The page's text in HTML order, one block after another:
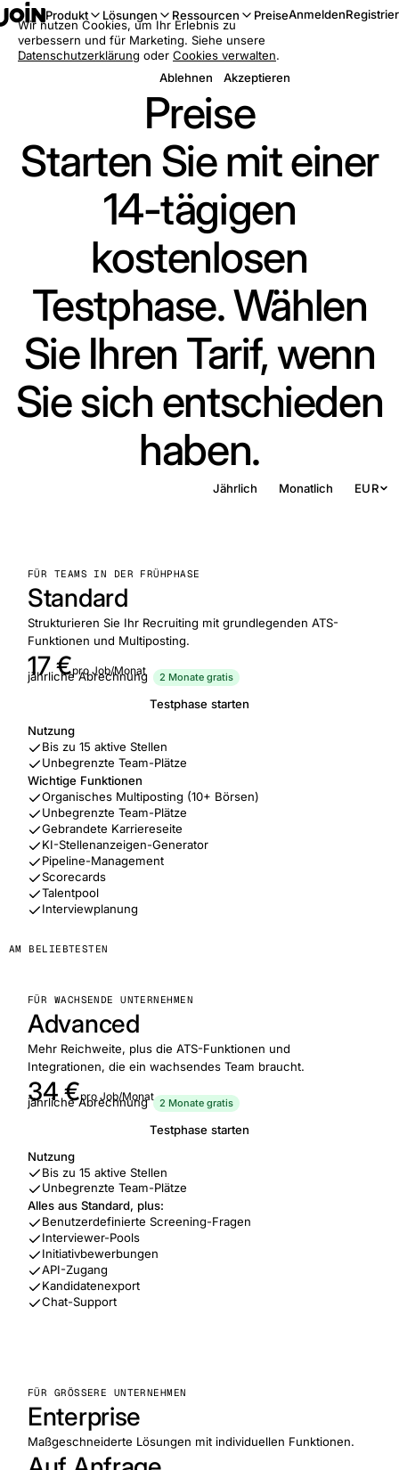
Produkt Lösungen Ressourcen PreiseAnmelden
Preise
Starten Sie mit einer
14-tägigen
kostenlosen
Testphase. Wählen
Sie Ihren Tarif, wenn
Sie sich entschieden
haben.
Jährlich Monatlich EUR
FÜR TEAMS IN DER FRÜHPHASE
Standard
Strukturieren Sie Ihr Recruiting mit grundlegenden ATS-
Funktionen und Multiposting.
17 €pro Job/Monat
jährliche Abrechnung 2 Monate gratis
Testphase starten
Nutzung
Bis zu 15 aktive Stellen
Unbegrenzte Team-Plätze
Wichtige Funktionen
Organisches Multiposting (10+ Börsen)
Unbegrenzte Team-Plätze
Gebrandete Karriereseite
KI-Stellenanzeigen-Generator
Pipeline-Management
Scorecards
Talentpool
Interviewplanung
AM BELIEBTESTEN
FÜR WACHSENDE UNTERNEHMEN
Advanced
Mehr Reichweite, plus die ATS-Funktionen und
Integrationen, die ein wachsendes Team braucht.
34 €pro Job/Monat
jährliche Abrechnung 2 Monate gratis
Testphase starten
Nutzung
Bis zu 15 aktive Stellen
Unbegrenzte Team-Plätze
Alles aus Standard, plus:
Benutzerdefinierte Screening-Fragen
Interviewer-Pools
Initiativbewerbungen
API-Zugang
Kandidatenexport
Chat-Support
FÜR GRÖSSERE UNTERNEHMEN
Enterprise
Maßgeschneiderte Lösungen mit individuellen Funktionen.
Wir nutzen Cookies, um Ihr Erlebnis zu
verbessern und für Marketing. Siehe unsere
Datenschutzerklärung oder Cookies verwalten.
Ablehnen
Akzeptieren